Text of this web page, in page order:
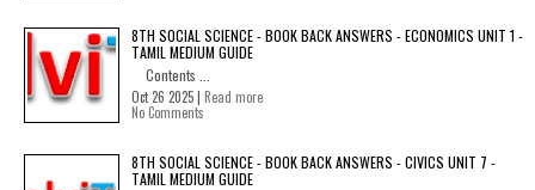
8TH SOCIAL SCIENCE - BOOK BACK ANSWERS - ECONOMICS UNIT 1 -
TAMIL MEDIUM GUIDE
Contents ...
Oct 26 2025 | Read more
No Comments
8TH SOCIAL SCIENCE - BOOK BACK ANSWERS - CIVICS UNIT 7 -
TAMIL MEDIUM GUIDE